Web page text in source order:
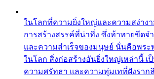
ในโลกที่ความยิ่งใหญ่และความสง่าง
การสร้างสรรค์ที่น่าทึ่ง ซึ่งท้าทายขีดจ
และความสำเร็จของมนุษย์ นั่นคือพร
ในโลก สิ่งก่อสร้างอันยิ่งใหญ่เหล่านี้ เ
ความศรัทธา และความทุ่มเทที่ฝังรา